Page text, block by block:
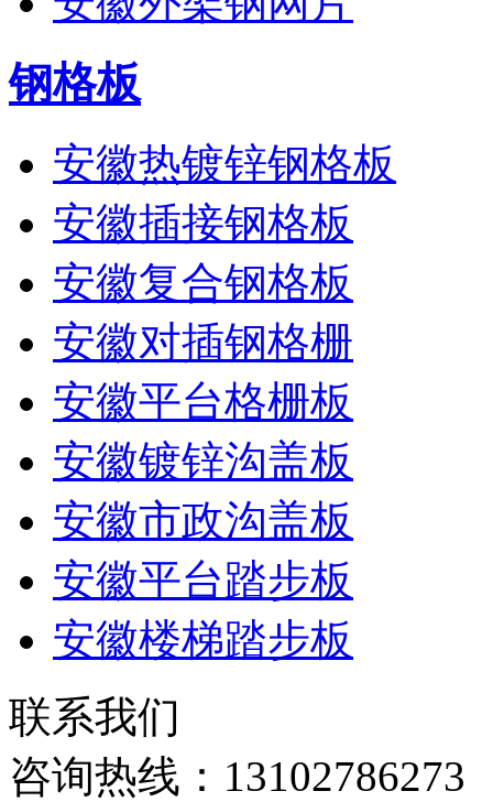
钢格板
安徽热镀锌钢格板
安徽插接钢格板
安徽复合钢格板
安徽对插钢格栅
安徽平台格栅板
安徽镀锌沟盖板
安徽市政沟盖板
安徽平台踏步板
安徽楼梯踏步板
联系我们
咨询热线： 13102786273